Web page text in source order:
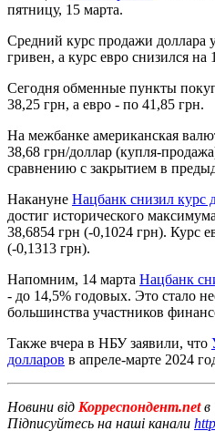
пятницу, 15 марта.
Средний курс продажи доллара
гривен, а курс евро снизился на
Сегодня обменные пункты
38,25 грн, а евро - по 41,85 грн.
На межбанке американская
38,68 грн/доллар (купля-
сравнению с закрытием в
Накануне Нацбанк снизил курс
достиг исторического
38,6854 грн (-0,1024 грн). Курс
(-0,1313 грн).
Напомним, 14 марта Нацбанк
- до 14,5% годовых. Это стало
большинства участников
Также вчера в НБУ заявили, что
долларов в апреле-марте 2024
Новини від Корреспондент.netв
Підписуйтесь на наші канали